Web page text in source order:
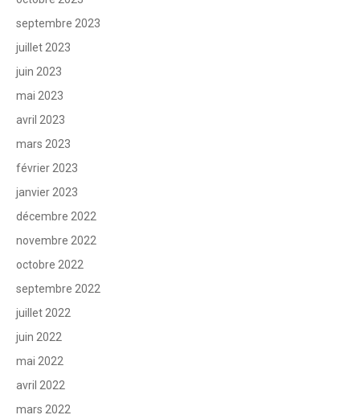
septembre 2023
juillet 2023
juin 2023
mai 2023
avril 2023
mars 2023
février 2023
janvier 2023
décembre 2022
novembre 2022
octobre 2022
septembre 2022
juillet 2022
juin 2022
mai 2022
avril 2022
mars 2022